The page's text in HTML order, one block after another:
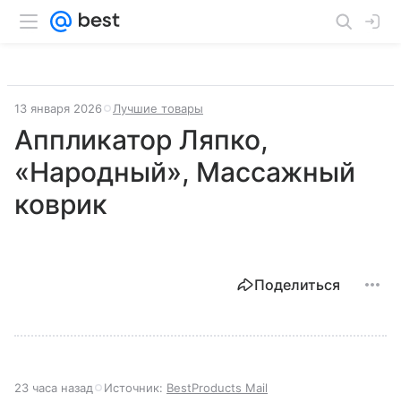
13 января 2026 Лучшие товары
Аппликатор Ляпко,
«Народный», Массажный
коврик
Поделиться
23 часа назад Источник: BestProducts Mail